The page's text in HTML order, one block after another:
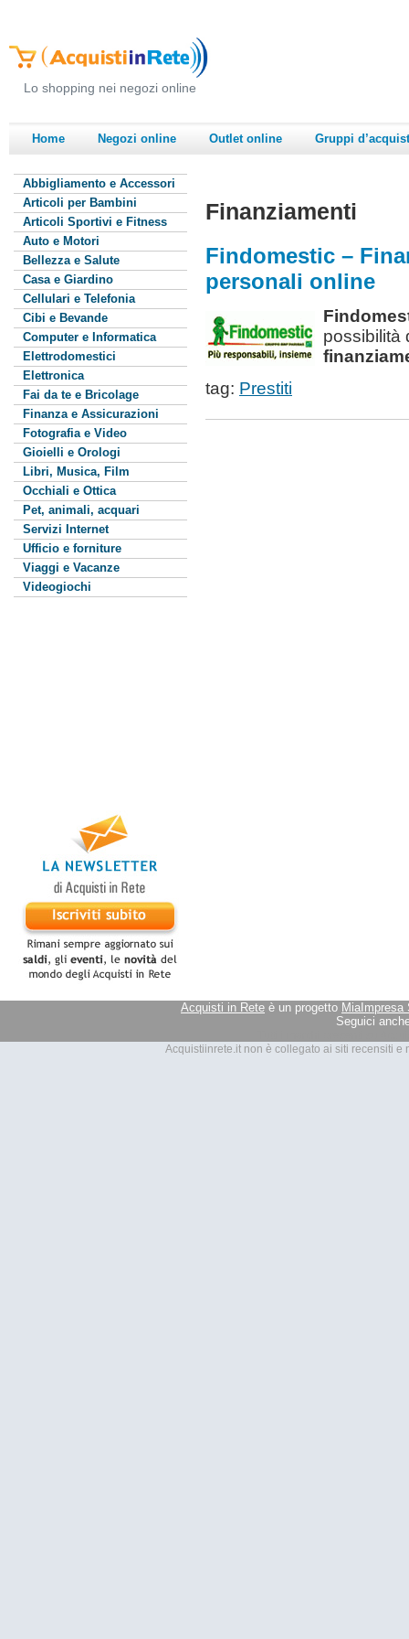
Lo shopping nei negozi online
Home Negozi online Outlet online Gruppi
Abbigliamento e Accessori
Articoli per Bambini
Articoli Sportivi e Fitness
Auto e Motori
Bellezza e Salute
Casa e Giardino
Cellulari e Telefonia
Cibi e Bevande
Computer e Informatica
Elettrodomestici
Elettronica
Fai da te e Bricolage
Finanza e Assicurazioni
Fotografia e Video
Gioielli e Orologi
Libri, Musica, Film
Occhiali e Ottica
Pet, animali, acquari
Servizi Internet
Ufficio e forniture
Viaggi e Vacanze
Videogiochi
Finanziamenti
Findomestic –
personali online
possibilità
tag: Prestiti
Acquisti in Rete è un progetto MiaImpresa
Seguici
Acquistiinrete.it non è collegato ai siti recensiti